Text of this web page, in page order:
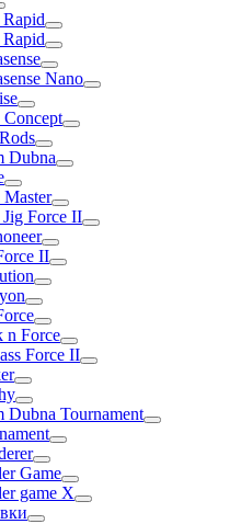
Nano
Dubna
Master
Force II
II
n Force
Force II
Dubna Tournament
Game
game X